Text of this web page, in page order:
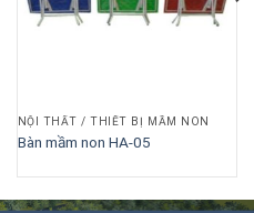
NỘI THẤT / THIẾT BỊ MẦM NON
Bàn mầm non HA-05